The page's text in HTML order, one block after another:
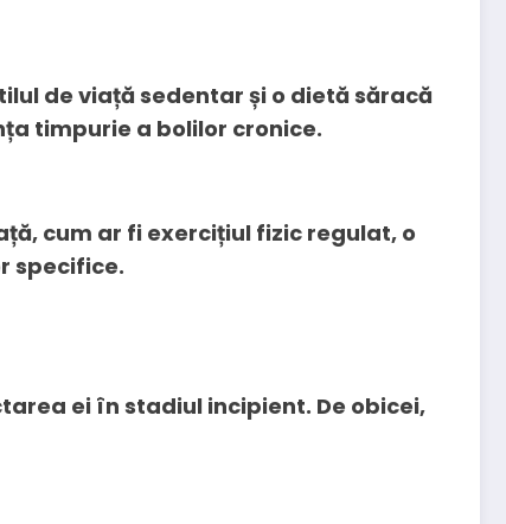
de viață sedentar și o dietă săracă
timpurie a bolilor cronice.
cum ar fi exercițiul fizic regulat, o
specifice.
ei în stadiul incipient. De obicei,